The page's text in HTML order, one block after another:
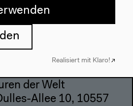
der Welt
Allee 10, 10557
Realisiert mit Klaro!